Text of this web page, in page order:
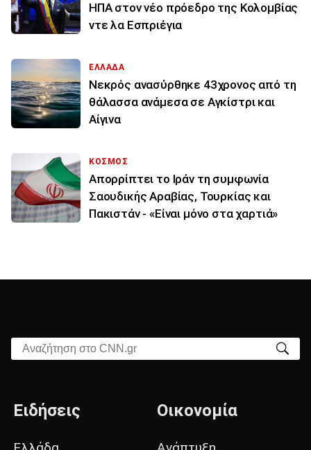
ΗΠΑ στον νέο πρόεδρο της Κολομβίας
ντε λα Εσπριέγια
ΕΛΛΑΔΑ
Νεκρός ανασύρθηκε 43χρονος από τη
θάλασσα ανάμεσα σε Αγκίστρι και
Αίγινα
ΚΟΣΜΟΣ
Απορρίπτει το Ιράν τη συμφωνία
Σαουδικής Αραβίας, Τουρκίας και
Πακιστάν - «Είναι μόνο στα χαρτιά»
Αναζήτηση στο CNN.gr
Ειδήσεις Οικονομία